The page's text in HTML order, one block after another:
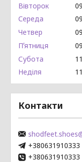
Вівторок
Середа
Четвер
Пʼятниця
Субота
Неділя
Контакти
+380631910333
+380631910333